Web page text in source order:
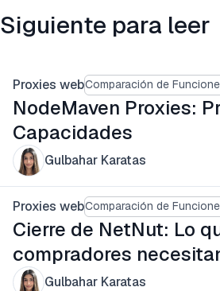
Siguiente para leer
Proxies webComparación de
NodeMaven Proxies:
Capacidades
Gulbahar Karatas
Proxies webComparación de
Cierre de NetNut: Lo
compradores
Gulbahar Karatas